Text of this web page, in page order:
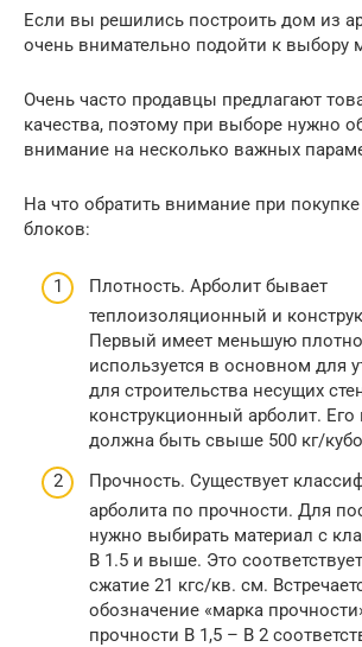
Если вы решились построить дом из
очень внимательно подойти к выбору
Очень часто продавцы предлагают
качества, поэтому при выборе нужно
внимание на несколько важных
На что обратить внимание при
блоков:
Плотность. Арболит бывает
теплоизоляционный и
Первый имеет меньшую
используется в основном для
для строительства несущих
конструкционный арболит. Его
должна быть свыше 500 кг/
Прочность. Существует
арболита по прочности. Для
нужно выбирать материал с
В 1.5 и выше. Это
сжатие 21 кгс/кв. см.
обозначение «марка
прочности В 1,5 – В 2